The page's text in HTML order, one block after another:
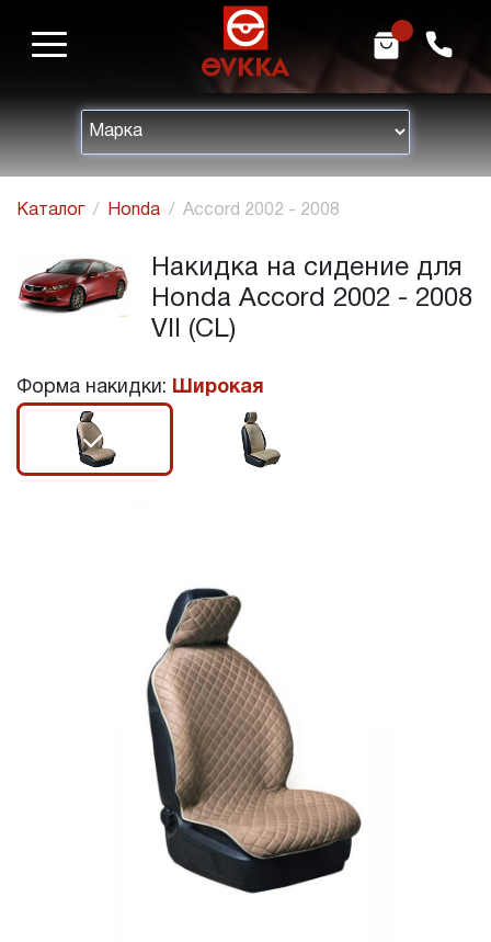
h m
Каталог Honda Accord 2002 - 2008
Накидка на сидение для
Honda Accord 2002 - 2008
VII (CL)
Форма накидки: Широкая
r